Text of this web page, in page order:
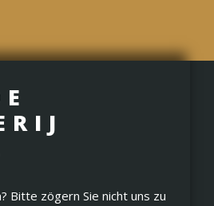
Bitte zögern Sie nicht uns zu